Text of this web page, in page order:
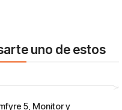
uno de estos
5, Monitor y